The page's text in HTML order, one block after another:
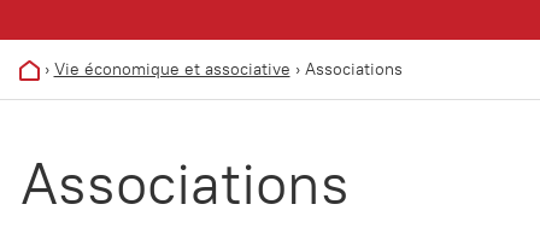
› Vie économique et associative › Associations
Associations